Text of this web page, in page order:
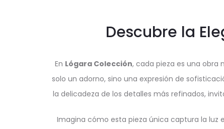
Descubre la
En Lógara Colección, cada pieza es una obra
solo un adorno, sino una expresión de
la delicadeza de los detalles más refinados,
Imagina cómo esta pieza única captura la luz